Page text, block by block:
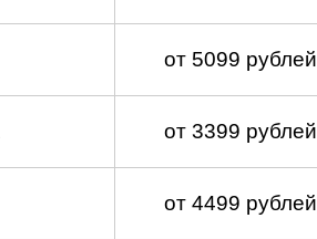
от 5099 рублей
от 3399 рублей
от 4499 рублей